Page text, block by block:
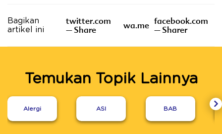
Bagikan
artikel ini
twitter.com
– Share
wa.me facebook.com
– Sharer
Temukan Topik Lainnya
Alergi ASI BAB